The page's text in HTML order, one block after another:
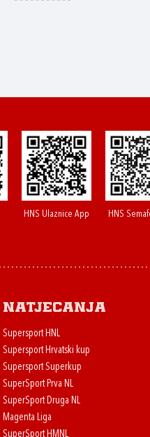
HNS Ulaznice App HNS
Natjecanja
Supersport HNL
Supersport Hrvatski kup
Supersport Superkup
SuperSport Prva NL
SuperSport Druga NL
Magenta Liga
SuperSport HMNL